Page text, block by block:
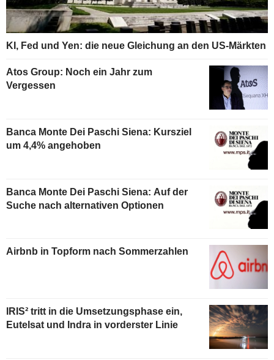
KI, Fed und Yen: die neue Gleichung an den US-Märkten
Atos Group: Noch ein Jahr zum
Vergessen
Banca Monte Dei Paschi Siena: Kursziel
um 4,4% angehoben
Banca Monte Dei Paschi Siena: Auf der
Suche nach alternativen Optionen
Airbnb in Topform nach Sommerzahlen
IRIS² tritt in die Umsetzungsphase ein,
Eutelsat und Indra in vorderster Linie